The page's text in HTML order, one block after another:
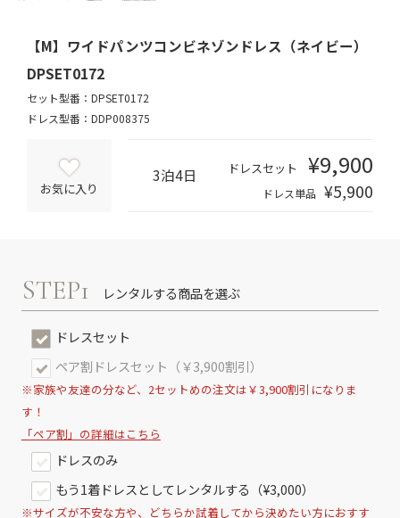
【M】ワイドパンツコンビネゾンドレス（ネイビー）
DPSET0172
セット型番：DPSET0172
ドレス型番：DDP008375
お気に入り
3泊4日 ドレスセット ¥9,900
ドレス単品 ¥5,900
STEP1 レンタルする商品を選ぶ
ドレスセット
ペア割ドレスセット（￥3,900割引）
※家族や友達の分など、2セットめの注文は￥3,900割引になりま
す！
「ペア割」の詳細はこちら
ドレスのみ
もう1着ドレスとしてレンタルする（¥3,000）
※サイズが不安な方や、どちらか試着してから決めたい方におすす